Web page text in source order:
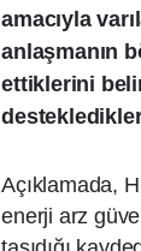
amacıyla
anlaşmanın
ettiklerini
Açıklamada,
enerji arz